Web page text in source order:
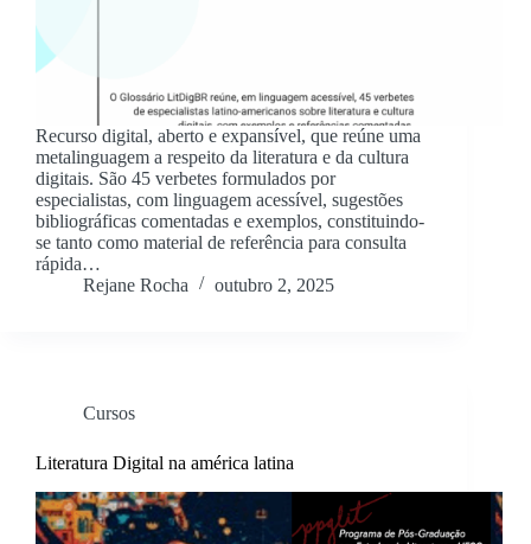
Recurso digital, aberto e expansível, que reúne uma
metalinguagem a respeito da literatura e da cultura
digitais. São 45 verbetes formulados por
especialistas, com linguagem acessível, sugestões
bibliográficas comentadas e exemplos, constituindo-
se tanto como material de referência para consulta
rápida…
Rejane Rocha
outubro 2, 2025
Cursos
Literatura Digital na américa latina